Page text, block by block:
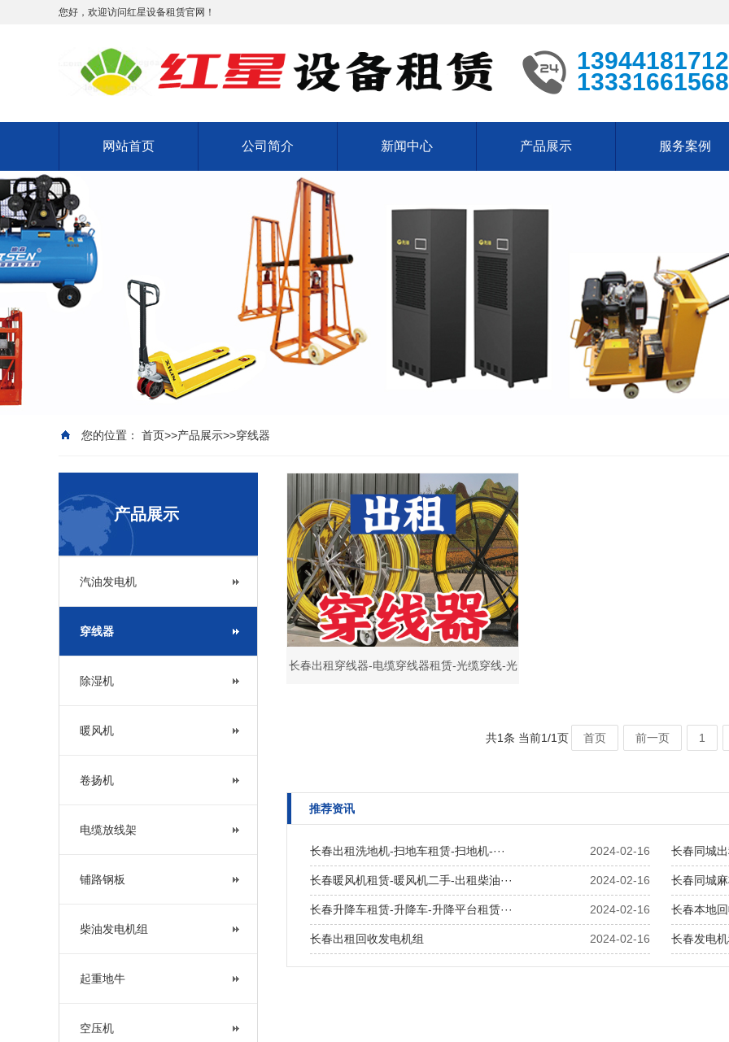
您好，欢迎访问红星设备租赁官网！
13944181712
13331661568
网站首页 公司简介 新闻中心 产品展示 服务案例
您的位置： 首页>>产品展示>>穿线器
产品展示
汽油发电机
穿线器
除湿机
暖风机
卷扬机
电缆放线架
铺路钢板
柴油发电机组
起重地牛
空压机
长春出租穿线器-电缆穿线器租赁-光缆穿线-光
共1条 当前1/1页 首页 前一页 1
推荐资讯
2024-02-16
长春出租洗地机-扫地车租赁-扫地机-··· 长春同城
2024-02-16
长春暖风机租赁-暖风机二手-出租柴油··· 长春同城
2024-02-16
长春升降车租赁-升降车-升降平台租赁··· 长春本地
2024-02-16
长春出租回收发电机组 长春发电